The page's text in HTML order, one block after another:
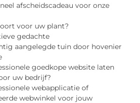
afscheidscadeau voor onze
voor uw plant?
gedachte
aangelegde tuin door hovenier
goedkope website laten
uw bedrijf?
webapplicatie of
webwinkel voor jouw